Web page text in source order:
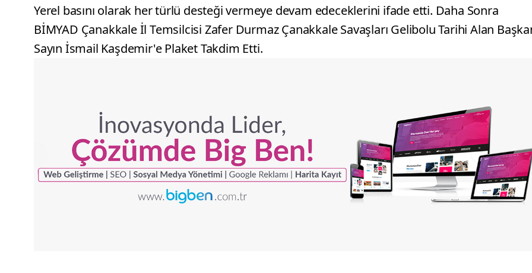
Yerel basını olarak her türlü desteği vermeye devam edeceklerini ifade etti. Daha Sonra
BİMYAD Çanakkale İl Temsilcisi Zafer Durmaz Çanakkale Savaşları Gelibolu Tarihi Alan
Sayın İsmail Kaşdemir'e Plaket Takdim Etti.